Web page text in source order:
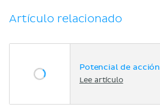
Artículo relacionado
Potencial de acción
Lee artículo